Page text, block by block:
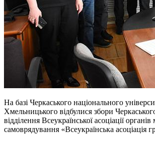
На базі Черкаського національного
Хмельницького відбулися збори
відділення Всеукраїнської асоціації органів
самоврядування «Всеукраїнська асоціація